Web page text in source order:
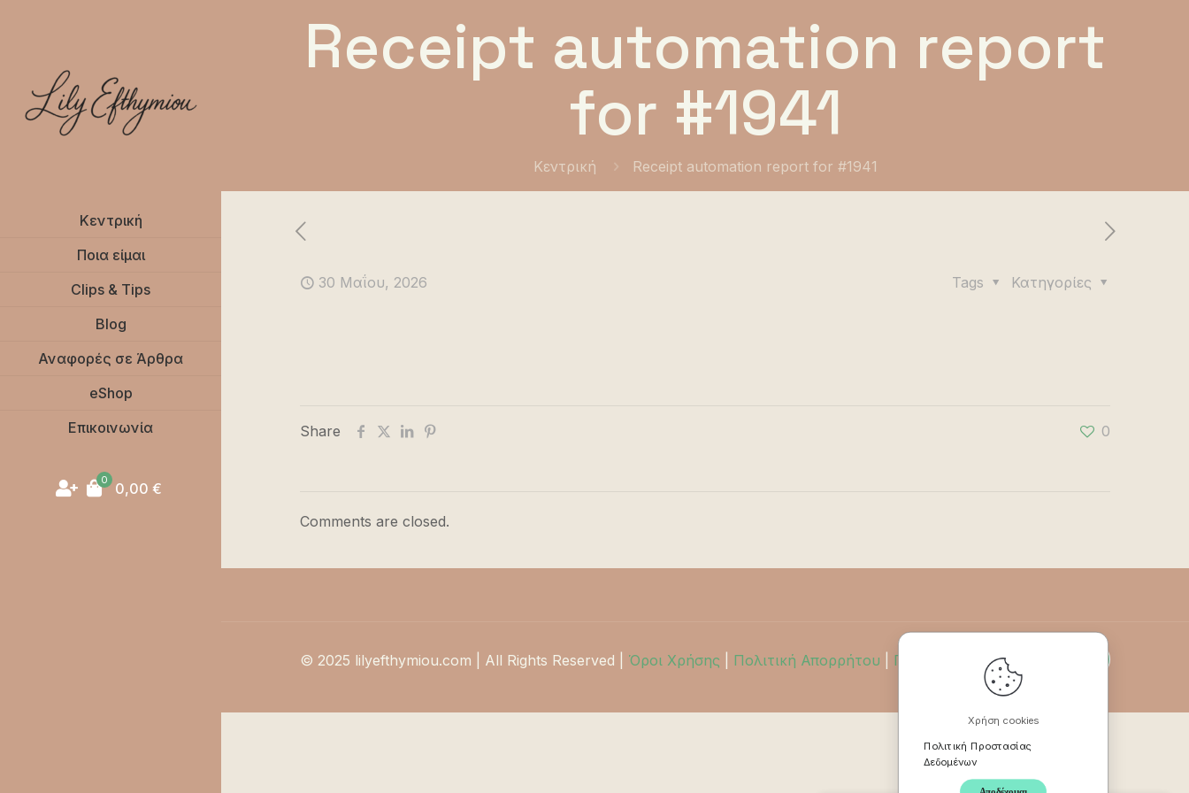
Κεντρική
Ποια είμαι
Clips & Tips
Blog
Αναφορές σε Άρθρα
eShop
Επικοινωνία
0 0,00 €
Receipt automation report
for #1941
Κεντρική Receipt automation report for #1941
30 Μαΐου, 2026 Κατηγορίες
Tags
Share 0
Comments are closed.
© 2025 lilyefthymiou.com | All Rights Reserved | Όροι Χρήσης Πολιτική Απορρήτου Πολιτική Επιστροφών
Χρήση cookies
Πολιτική Προστασίας
Δεδομένων
Αποδέχομαι